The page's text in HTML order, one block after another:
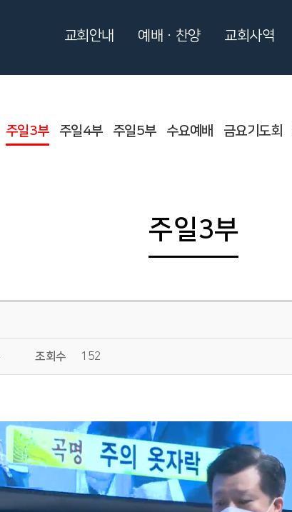
주일3부 주일4부 주일5부 수요예배 금요기도회
주일3부
조회수 152
교회안내 예배ㆍ찬양 교회사역